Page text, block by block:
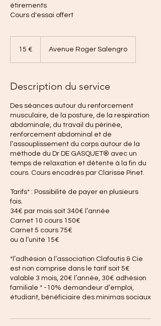
étirements
Cours d'essai offert
15 € Avenue Roger Salengro
Description du service
Des séances autour du renforcement
musculaire, de la posture, de la respiration
abdominale, du travail du périnée,
renforcement abdominal et de
l’assouplissement du corps autour de la
méthode du Dr DE GASQUET® avec un
temps de relaxation et détente à la fin du
cours. Cours encadrés par Clarisse Pinet.
Tarifs* : Possibilité de payer en plusieurs
fois.
34€ par mois soit 340€ l’année
Carnet 10 cours 150€
Carnet 5 cours 75€
ou à l’unité 15€
*l’adhésion à l’association Clafoutis & Cie
est non comprise dans le tarif soit 5€
valable 3 mois, 20€ l’année, 30€ adhésion
familiale * -10% demandeur d’emploi,
étudiant, bénéficiaire des minimas sociaux